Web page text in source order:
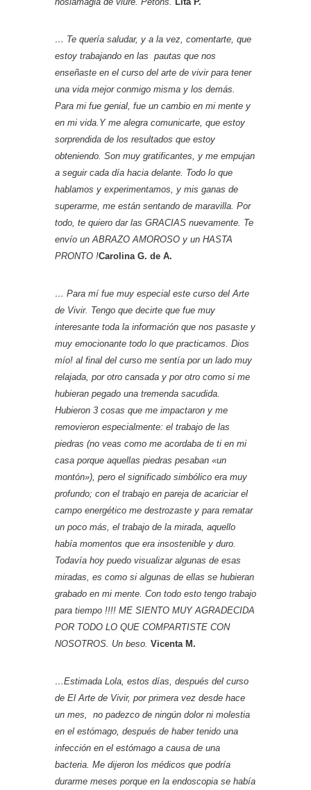
… Te quería saludar, y a la vez, comentarte, que
estoy trabajando en las pautas que nos
enseñaste en el curso del arte de vivir para tener
una vida mejor conmigo misma y los demás.
Para mi fue genial, fue un cambio en mi mente y
en mi vida.Y me alegra comunicarte, que estoy
sorprendida de los resultados que estoy
obteniendo. Son muy gratificantes, y me empujan
a seguir cada día hacia delante. Todo lo que
hablamos y experimentamos, y mis ganas de
superarme, me están sentando de maravilla. Por
todo, te quiero dar las GRACIAS nuevamente. Te
envío un ABRAZO AMOROSO y un HASTA
PRONTO !Carolina G. de A.
… Para mí fue muy especial este curso del Arte
de Vivir. Tengo que decirte que fue muy
interesante toda la información que nos pasaste y
muy emocionante todo lo que practicamos. Dios
mío! al final del curso me sentía por un lado muy
relajada, por otro cansada y por otro como si me
hubieran pegado una tremenda sacudida.
Hubieron 3 cosas que me impactaron y me
removieron especialmente: el trabajo de las
piedras (no veas como me acordaba de ti en mi
casa porque aquellas piedras pesaban «un
montón»), pero el significado simbólico era muy
profundo; con el trabajo en pareja de acariciar el
campo energético me destrozaste y para rematar
un poco más, el trabajo de la mirada, aquello
había momentos que era insostenible y duro.
Todavía hoy puedo visualizar algunas de esas
miradas, es como si algunas de ellas se hubieran
grabado en mi mente. Con todo esto tengo trabajo
para tiempo !!!! ME SIENTO MUY AGRADECIDA
POR TODO LO QUE COMPARTISTE CON
NOSOTROS. Un beso. Vicenta M.
…Estimada Lola, estos días, después del curso
de El Arte de Vivir, por primera vez desde hace
un mes, no padezco de ningún dolor ni molestia
en el estómago, después de haber tenido una
infección en el estómago a causa de una
bacteria. Me dijeron los médicos que podría
durarme meses porque en la endoscopia se había